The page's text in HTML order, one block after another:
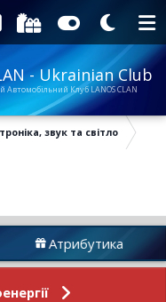
- Ukrainian Club
Автомобільний Клуб LANOS CLAN
звук та світло
Атрибутика